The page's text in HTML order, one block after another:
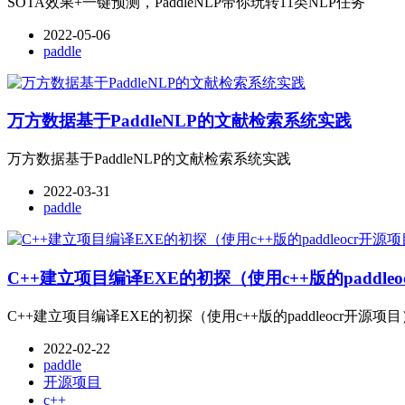
2022-05-06
paddle
万方数据基于PaddleNLP的文献检索系统实践
万方数据基于PaddleNLP的文献检索系统实践
2022-03-31
paddle
C++建立项目编译EXE的初探（使用c++版的
C++建立项目编译EXE的初探（使用c++版的paddleocr开源项目
2022-02-22
paddle
开源项目
c++